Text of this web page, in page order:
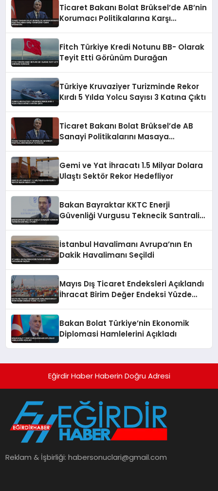
Ticaret Bakanı Bolat Brüksel’de AB’nin
Korumacı Politikalarına Karşı
Fitch Türkiye Kredi Notunu BB- Olarak
Teyit Etti Görünüm Durağan
Türkiye Kruvaziyer Turizminde Rekor
Kırdı 5 Yılda Yolcu Sayısı 3 Katına Çıktı
Ticaret Bakanı Bolat Brüksel’de AB
Sanayi Politikalarını Masaya
Gemi ve Yat İhracatı 1.5 Milyar Dolara
Ulaştı Sektör Rekor Hedefliyor
Bakan Bayraktar KKTC Enerji
Güvenliği Vurgusu Teknecik Santrali
İstanbul Havalimanı Avrupa’nın En
Dakik Havalimanı Seçildi
Mayıs Dış Ticaret Endeksleri Açıklandı
İhracat Birim Değer Endeksi Yüzde
Bakan Bolat Türkiye’nin Ekonomik
Diplomasi Hamlelerini Açıkladı
Eğirdir Haber Haberin Doğru Adresi
Reklam & İşbirliği:habersonuclari@gmail.com